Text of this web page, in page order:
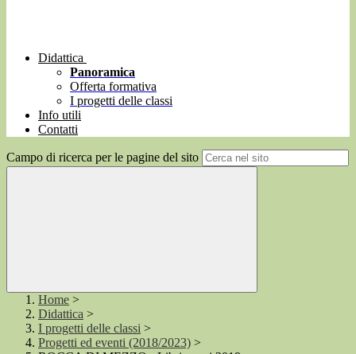
Didattica
Panoramica
Offerta formativa
I progetti delle classi
Info utili
Contatti
Campo di ricerca per le pagine del sito
Home >
Didattica >
I progetti delle classi >
Progetti ed eventi (2018/2023) >